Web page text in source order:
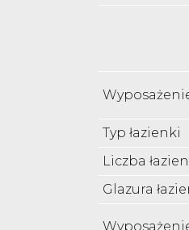
Typ łazienki
Liczba
Glazura